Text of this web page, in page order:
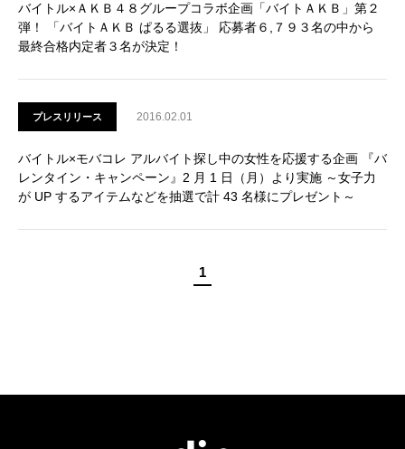
バイトル×ＡＫＢ４８グループコラボ企画「バイトＡＫＢ」第２
弾！ 「バイトＡＫＢ ぱるる選抜」 応募者６,７９３名の中から
最終合格内定者３名が決定！
プレスリリース 2016.02.01
バイトル×モバコレ アルバイト探し中の女性を応援する企画 『バ
レンタイン・キャンペーン』2 月 1 日（月）より実施 ～女子力
が UP するアイテムなどを抽選で計 43 名様にプレゼント～
1